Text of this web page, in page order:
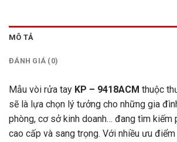
MÔ TẢ
ĐÁNH GIÁ (0)
Mẫu vòi rửa tay KP – 9418ACM thuộc
sẽ là lựa chọn lý tưởng cho những gia
phòng, cơ sở kinh doanh… đang tìm kiếm
cao cấp và sang trọng. Với nhiều ưu